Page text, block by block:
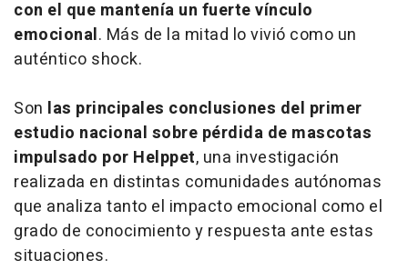
con el que mantenía un fuerte vínculo
emocional. Más de la mitad lo vivió como un
auténtico shock.
Son las principales conclusiones del primer
estudio nacional sobre pérdida de mascotas
impulsado por Helppet, una investigación
realizada en distintas comunidades autónomas
que analiza tanto el impacto emocional como el
grado de conocimiento y respuesta ante estas
situaciones.